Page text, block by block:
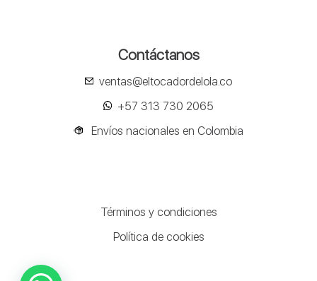
Contáctanos
ventas@eltocadordelola.co
+57 313 730 2065
Envíos nacionales en Colombia
Términos y condiciones
Política de cookies